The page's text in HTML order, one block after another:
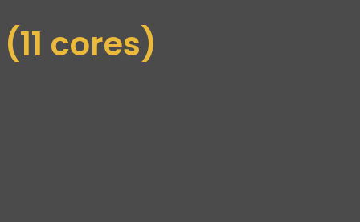
cores)